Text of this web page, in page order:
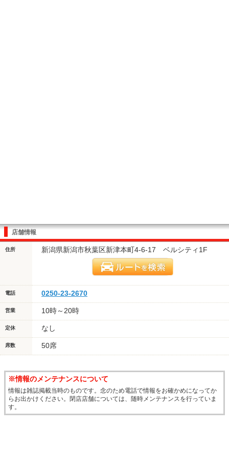
店舗情報
住所 新潟県新潟市秋葉区新津本町4-6-17 ベルシティ1F
電話 0250-23-2670
営業 10時～20時
定休 なし
席数 50席
※情報のメンテナンスについて
情報は雑誌掲載当時のものです。念のため電話で情報をお確かめになってか
らお出かけください。閉店店舗については、随時メンテナンスを行っていま
す。